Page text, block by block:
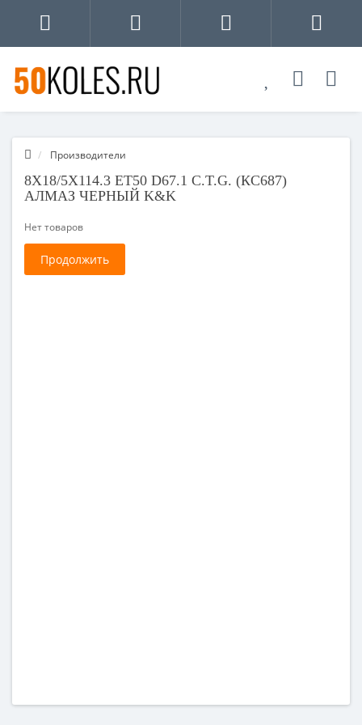
Производители
8X18/5X114.3 ET50 D67.1 C.T.G. (КС687)
АЛМАЗ ЧЕРНЫЙ K&K
Нет товаров
Продолжить